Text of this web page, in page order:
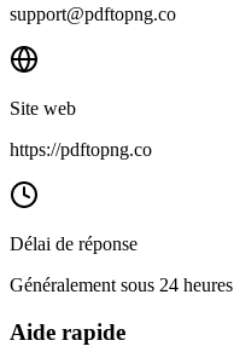
support@pdftopng.co
Site web
https://pdftopng.co
Délai de réponse
Généralement sous 24 heures
Aide rapide